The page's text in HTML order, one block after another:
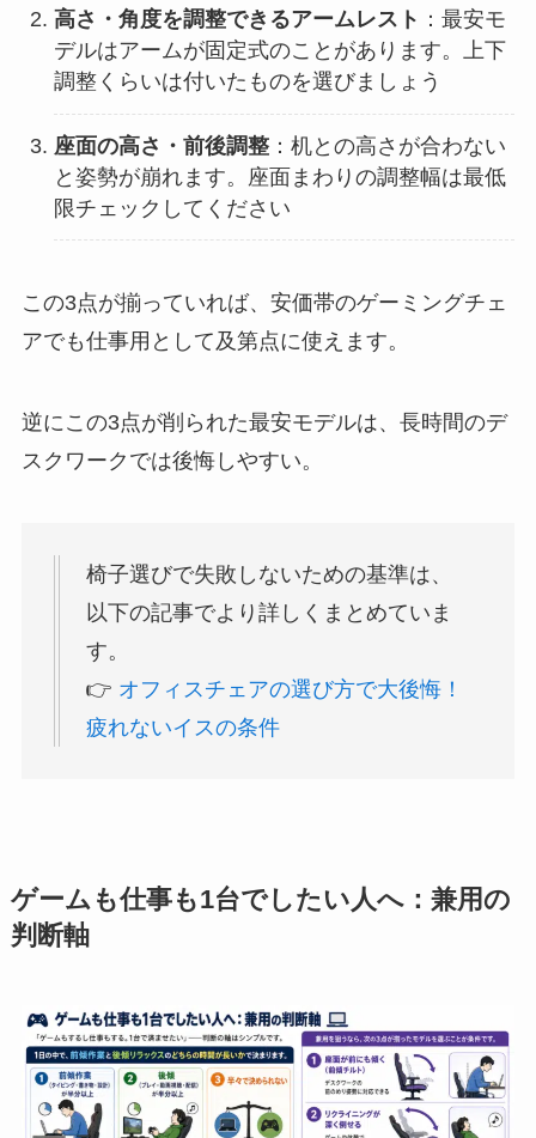
高さ・角度を調整できるアームレスト ：最安モ
デルはアームが固定式のことがあります。上下
調整くらいは付いたものを選びましょう
座面の高さ・前後調整：机との高さが合わない
と姿勢が崩れます。座面まわりの調整幅は最低
限チェックしてください
この3点が揃っていれば、安価帯のゲーミングチェ
アでも仕事用として及第点に使えます。
逆にこの3点が削られた最安モデルは、長時間のデ
スクワークでは後悔しやすい。
椅子選びで失敗しないための基準は、
以下の記事でより詳しくまとめていま
す。
👉 オフィスチェアの選び方で大後悔！
疲れないイスの条件
ゲームも仕事も1台でしたい人へ：兼用の
判断軸